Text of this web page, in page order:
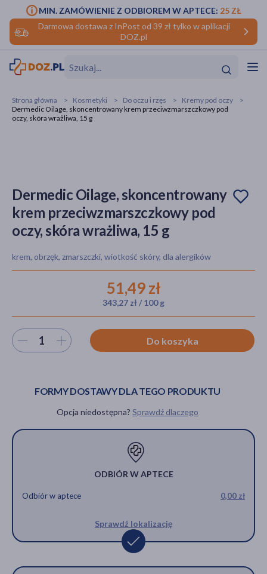
Darmowa dostawa z InPost od 39 zł tylko w aplikacji
DOZ.pl
MIN. ZAMÓWIENIE Z ODBIOREM W APTECE: 25 ZŁ
Hit
Strona główna Kosmetyki Do oczu i rzęs
Kremy pod oczy
Dermedic Oilage, skoncentrowany krem przeciwzmarszczkowy pod
oczy, skóra wrażliwa, 15 g
Dermedic Oilage, skoncentrowany
krem przeciwzmarszczkowy pod
oczy, skóra wrażliwa, 15 g
krem, obrzęk, zmarszczki, wiotkość skóry, dla alergików
51,49 zł
343,27 zł / 100 g
Wybierz ilość Do koszyka
FORMY DOSTAWY DLA TEGO PRODUKTU
Opcja niedostępna? Sprawdź dlaczego
ODBIÓR W APTECE
Odbiór w aptece 0,00 zł
Sprawdź lokalizację